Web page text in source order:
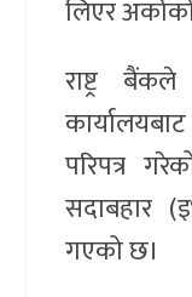
लिएर
राष्ट्र
परिपत्र
सदाबहार
गएको छ।